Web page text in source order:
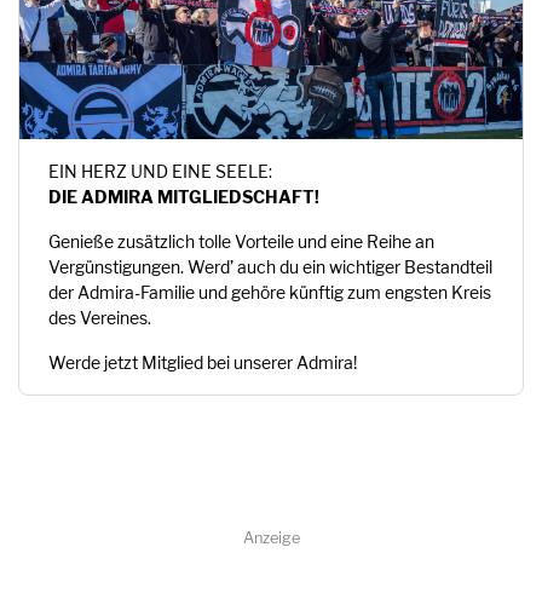
EIN HERZ UND EINE SEELE:
DIE ADMIRA MITGLIEDSCHAFT!
Genieße zusätzlich tolle Vorteile und eine Reihe an
Vergünstigungen. Werd’ auch du ein wichtiger Bestandteil
der Admira-Familie und gehöre künftig zum engsten Kreis
des Vereines.
Werde jetzt Mitglied bei unserer Admira!
Anzeige